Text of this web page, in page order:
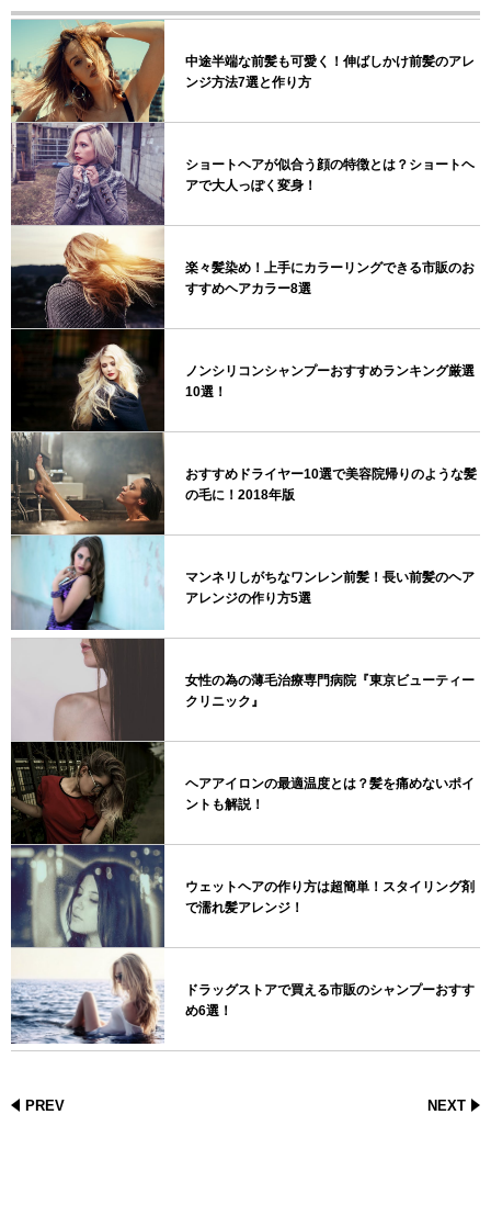
中途半端な前髪も可愛く！伸ばしかけ前髪のアレ
ンジ方法7選と作り方
ショートヘアが似合う顔の特徴とは？ショートヘ
アで大人っぽく変身！
楽々髪染め！上手にカラーリングできる市販のお
すすめヘアカラー8選
ノンシリコンシャンプーおすすめランキング厳選
10選！
おすすめドライヤー10選で美容院帰りのような髪
の毛に！2018年版
マンネリしがちなワンレン前髪！長い前髪のヘア
アレンジの作り方5選
女性の為の薄毛治療専門病院『東京ビューティー
クリニック』
ヘアアイロンの最適温度とは？髪を痛めないポイ
ントも解説！
ウェットヘアの作り方は超簡単！スタイリング剤
で濡れ髪アレンジ！
ドラッグストアで買える市販のシャンプーおすす
め6選！
PREV NEXT